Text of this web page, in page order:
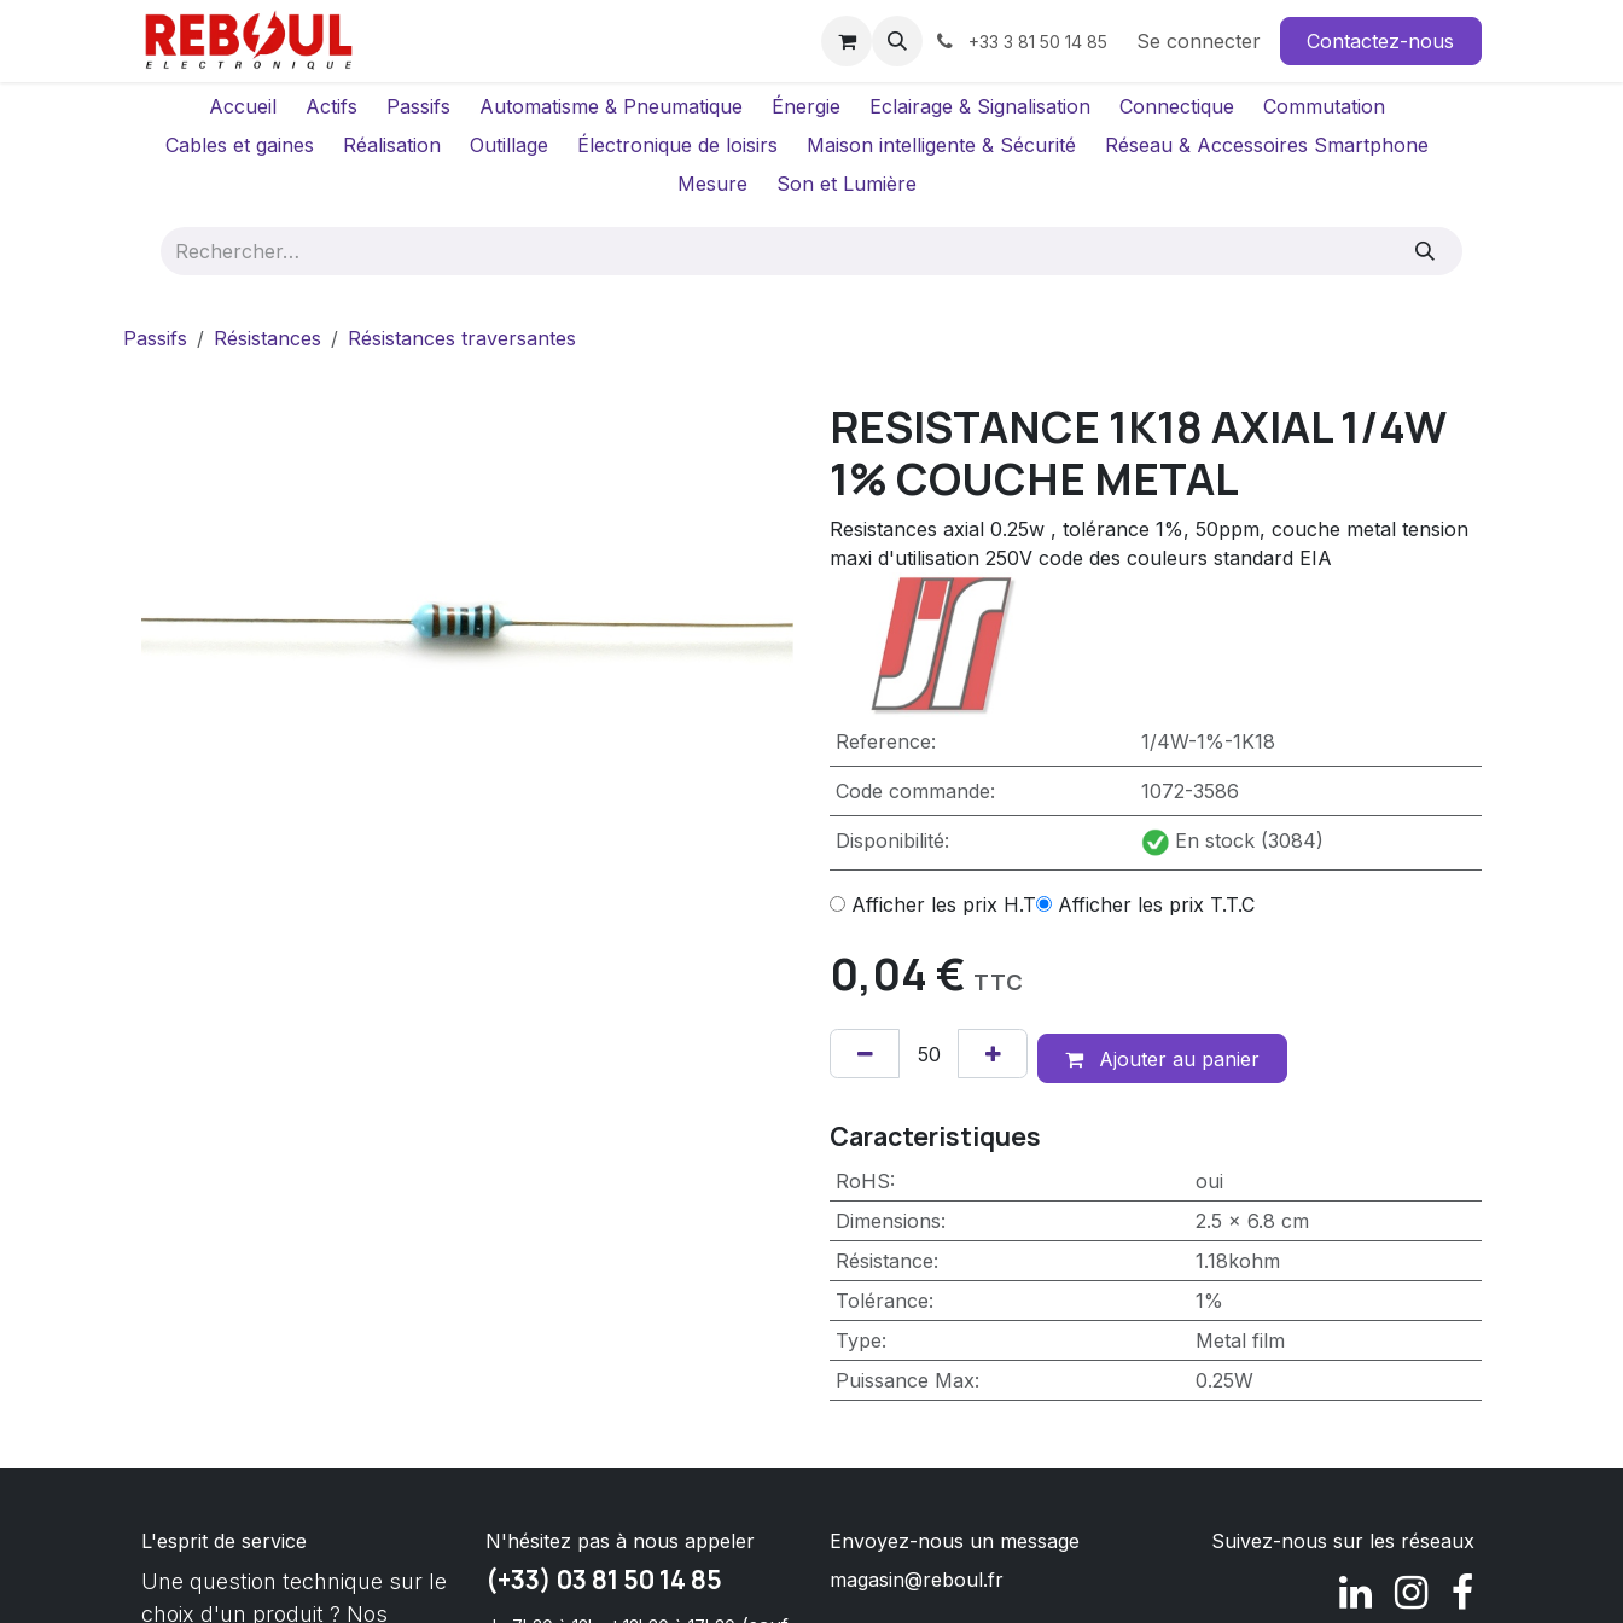
Se rendre au contenu
Location Caméras +33 3 81 50 14 85 Se connecter Contactez-nous
Accueil Actifs Passifs Automatisme & Pneumatique Énergie Eclairage & Signalisation Connectique
Commutation
Cables et gaines
Réalisation Outillage Électronique de loisirs Maison intelligente & Sécurité
Réseau & Accessoires Smartphone
Mesure
Son et Lumière
Passifs Résistances Résistances traversantes
RESISTANCE 1K18 AXIAL 1/4W
1% COUCHE METAL
Resistances axial 0.25w , tolérance 1%, 50ppm, couche metal tension
maxi d'utilisation 250V code des couleurs standard EIA
Reference: 1/4W-1%-1K18
Code commande: 1072-3586
Disponibilité: En stock (3084)
Afficher les prix H.T Afficher les prix T.T.C
0,04 € TTC
Ajouter au panier
Caracteristiques
RoHS:
oui
Dimensions:
2.5 x 6.8 cm
Résistance:
1.18kohm
Tolérance:
1%
Type:
Metal film
Puissance Max: 0.25W
L'esprit de service
Une question technique sur le
choix d'un produit ? Nos
N'hésitez pas à nous appeler
(+33) 03 81 50 14 85
Envoyez-nous un message
magasin@reboul.fr
Suivez-nous sur les réseaux